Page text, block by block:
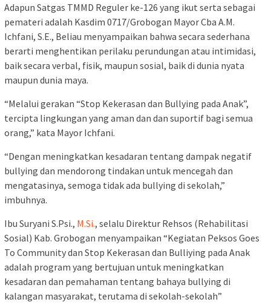
Adapun Satgas TMMD Reguler ke-126 yang ikut serta sebagai
pemateri adalah Kasdim 0717/Grobogan Mayor Cba A.M.
Ichfani, S.E., Beliau menyampaikan bahwa secara sederhana
berarti menghentikan perilaku perundungan atau intimidasi,
baik secara verbal, fisik, maupun sosial, baik di dunia nyata
maupun dunia maya.
“Melalui gerakan “Stop Kekerasan dan Bullying pada Anak”,
tercipta lingkungan yang aman dan dan suportif bagi semua
orang,” kata Mayor Ichfani.
“Dengan meningkatkan kesadaran tentang dampak negatif
bullying dan mendorong tindakan untuk mencegah dan
mengatasinya, semoga tidak ada bullying di sekolah,”
imbuhnya.
Ibu Suryani S.Psi., M.Si., selalu Direktur Rehsos (Rehabilitasi
Sosial) Kab. Grobogan menyampaikan “Kegiatan Peksos Goes
To Community dan Stop Kekerasan dan Bulliying pada Anak
adalah program yang bertujuan untuk meningkatkan
kesadaran dan pemahaman tentang bahaya bullying di
kalangan masyarakat, terutama di sekolah-sekolah”